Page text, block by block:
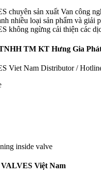
sản xuất Van công
nhiều loại sản phẩm và giải
ngừng cải thiện các
TM KT Hưng Gia
Nam Distributor /
inside valve
Việt Nam